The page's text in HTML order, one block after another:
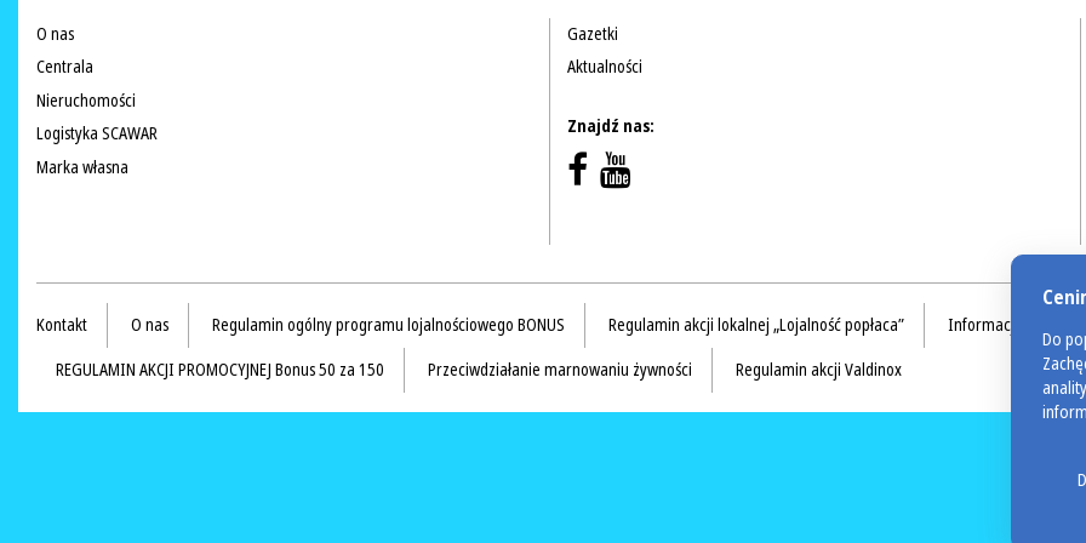
O nas
Centrala
Nieruchomości
Logistyka SCAWAR
Marka własna
Gazetki
Aktualności
Znajdź nas:
Kontakt O nas Regulamin ogólny programu lojalnościowego BONUS Regulamin akcji lokalnej „Lojalność popłaca”
Informacja na temat
REGULAMIN AKCJI PROMOCYJNEJ Bonus 50 za 150
Przeciwdziałanie marnowaniu żywności Regulamin akcji Valdinox
Do